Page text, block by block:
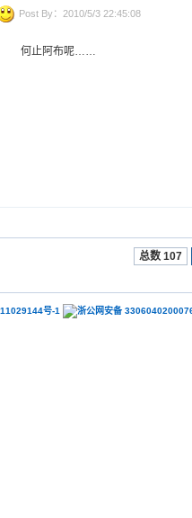
Post By：2010/5/3 22:45:08
何止阿布呢……
总数 107
号-1 浙公网安备